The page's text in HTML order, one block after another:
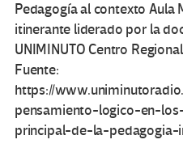
Pedagogía al contexto Aula
itinerante liderado por la
UNIMINUTO Centro
Fuente:
https://
pensamiento-logico-en-
principal-de-la-pedagogia-